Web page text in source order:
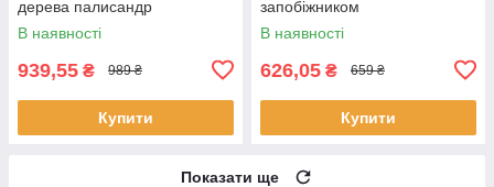
дерева палисандр
В наявності
939,55 ₴ 989 ₴
Купити
запобіжником
В наявності
626,05 ₴ 659 ₴
Купити
Показати ще